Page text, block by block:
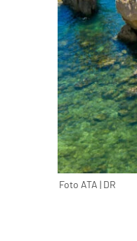
Foto ATA | DR